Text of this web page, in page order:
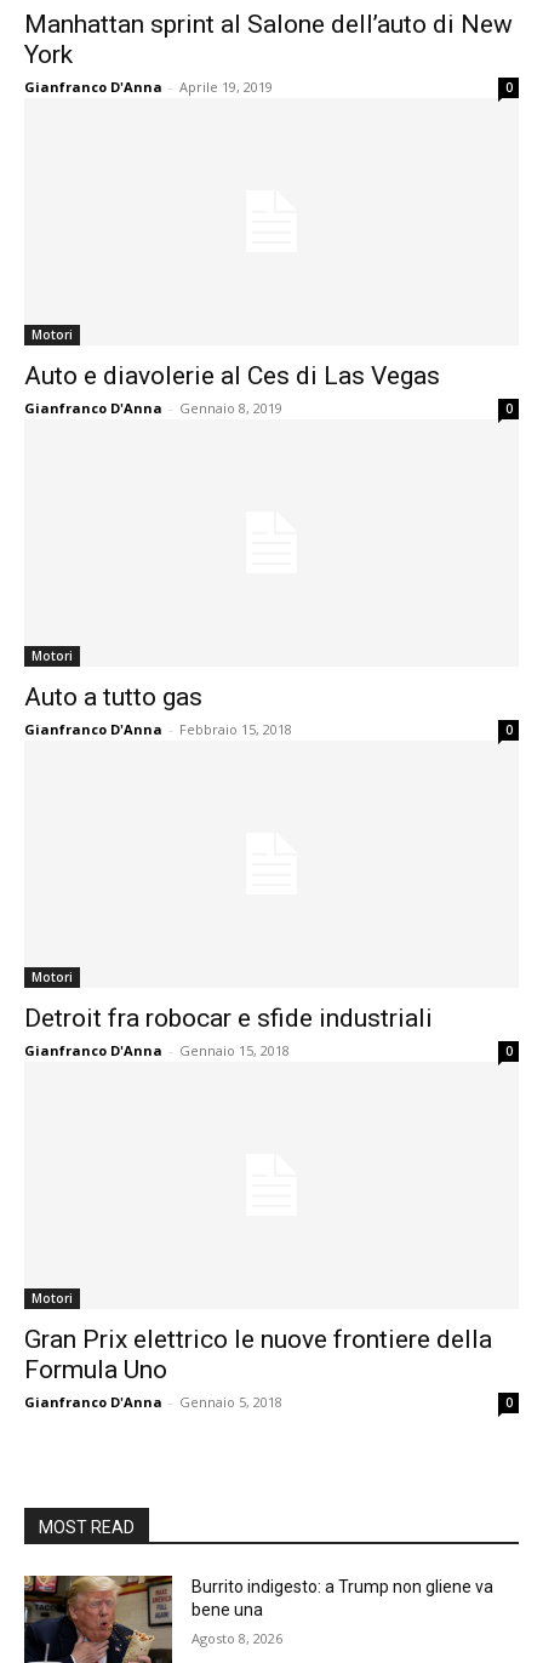
Manhattan sprint al Salone dell’auto di New
York
Gianfranco D'Anna - Aprile 19, 2019 0
Motori
Auto e diavolerie al Ces di Las Vegas
Gianfranco D'Anna - Gennaio 8, 2019 0
Motori
Auto a tutto gas
Gianfranco D'Anna - Febbraio 15, 2018 0
Motori
Detroit fra robocar e sfide industriali
Gianfranco D'Anna - Gennaio 15, 2018 0
Motori
Gran Prix elettrico le nuove frontiere della
Formula Uno
Gianfranco D'Anna - Gennaio 5, 2018 0
MOST READ
Burrito indigesto: a Trump non gliene va
bene una
Agosto 8, 2026